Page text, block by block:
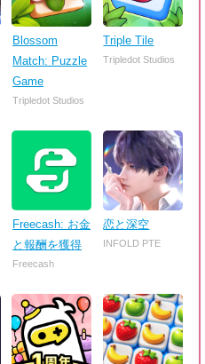
Blossom
Match: Puzzle
Game
Tripledot Studios
Triple Tile
Tripledot Studios
Freecash: お金
と報酬を獲得
Freecash
恋と深空
INFOLD PTE